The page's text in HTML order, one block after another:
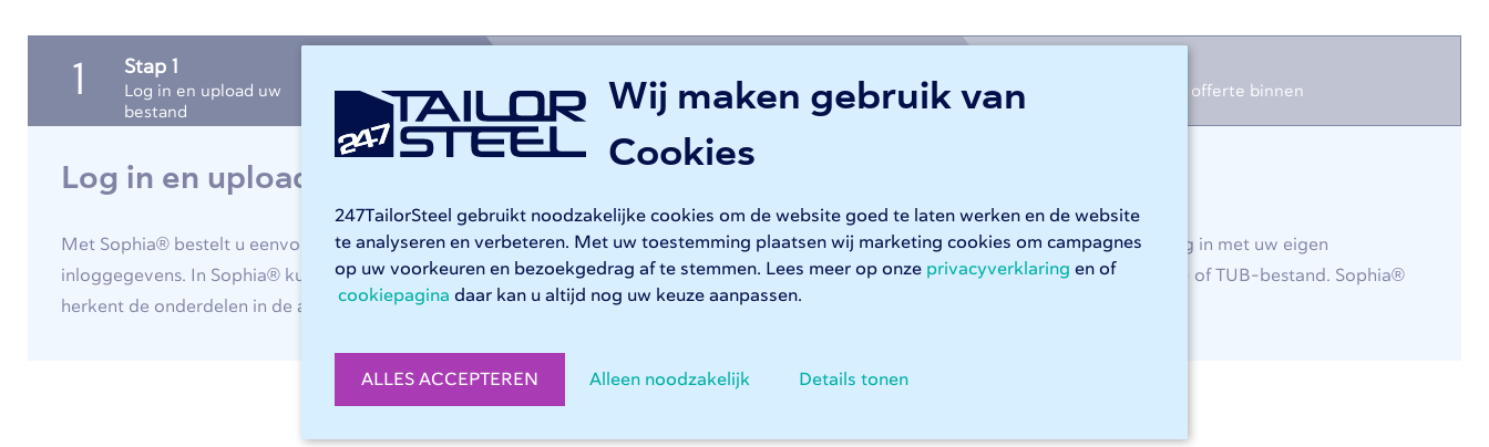
Wij maken gebruik van
Cookies
247TailorSteel gebruikt noodzakelijke cookies om de website goed te laten werken en de website
te analyseren en verbeteren. Met uw toestemming plaatsen wij marketing cookies om campagnes
op uw voorkeuren en bezoekgedrag af te stemmen. Lees meer op onze privacyverklaring en of
cookiepagina daar kan u altijd nog uw keuze aanpassen.
ALLES ACCEPTEREN Alleen noodzakelijk Details tonen
1 Stap 1
Log in en upload uw
bestand
2
Selecteer uw gewenste
leverdatum
Ontvang uw offerte binnen
Log in en upload uw bestand
Met Sophia® bestelt u eenvoudig en snel op maat gemaakte metalen producten bij 247TailorSteel. Ga naar uwSophia®-dashboarden log in met uw eigen
inloggegevens. In Sophia® kunt u verder werken aan een bestaand project of een nieuwe aanvraag starten. Upload uw STEP-, DWG/DXF- of TUB-bestand. Sophia®
herkent de onderdelen in de assemblies en controleert deze op maakbaarheid.